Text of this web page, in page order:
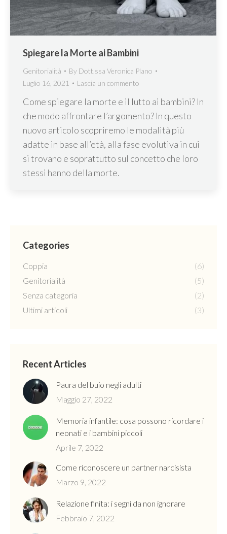
Spiegare la Morte ai Bambini
Genitorialità By Dott.ssa Veronica Plano
Luglio 16, 2021
Lascia un commento
Come spiegare la morte e il lutto ai bambini? In
che modo affrontare l’argomento? In questo
nuovo articolo scopriremo le modalità più
adatte in base all’età, alla fase evolutiva in cui
si trovano e soprattutto sul concetto che loro
stessi hanno della morte.
Categories
Coppia
(6)
Genitorialità
(5)
Senza categoria
(2)
Ultimi articoli
(3)
Recent Articles
Paura del buio negli adulti
Maggio 27, 2022
Memoria infantile: cosa possono ricordare i
neonati e i bambini piccoli
Aprile 7, 2022
Come riconoscere un partner narcisista
Marzo 9, 2022
Relazione finita: i segni da non ignorare
Febbraio 7, 2022